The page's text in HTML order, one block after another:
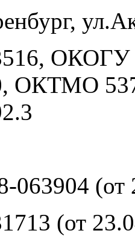
ОКОГУ
ОКТМО
063904 (от
(от